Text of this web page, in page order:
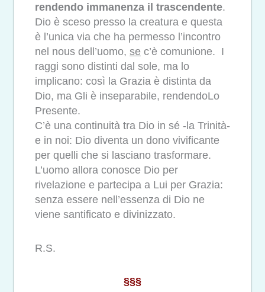
rendendo immanenza il trascendente.
Dio è sceso presso la creatura e questa
è l’unica via che ha permesso l’incontro
nel nous dell’uomo, se c’è comunione. I
raggi sono distinti dal sole, ma lo
implicano: così la Grazia è distinta da
Dio, ma Gli è inseparabile, rendendoLo
Presente.
C’è una continuità tra Dio in sé -la Trinità-
e in noi: Dio diventa un dono vivificante
per quelli che si lasciano trasformare.
L’uomo allora conosce Dio per
rivelazione e partecipa a Lui per Grazia:
senza essere nell’essenza di Dio ne
viene santificato e divinizzato.
R.S.
§§§